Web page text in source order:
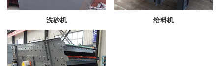
洗砂机 给料机